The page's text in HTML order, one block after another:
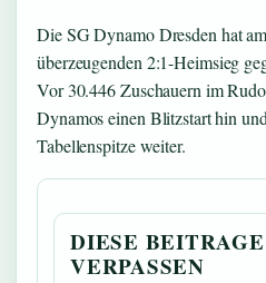
Die SG Dynamo Dresden hat
überzeugenden 2:1-Heimsieg
Vor 30.446 Zuschauern im
Dynamos einen Blitzstart hin
Tabellenspitze weiter.
DIESE
VERPASSEN